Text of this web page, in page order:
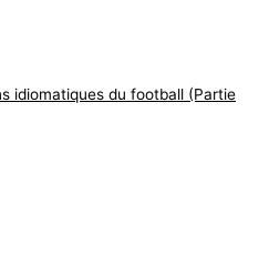
idiomatiques du football (Partie